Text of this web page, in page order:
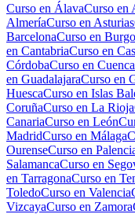
Curso en ÁlavaCurso en
AlmeríaCurso en Asturias
BarcelonaCurso en
en CantabriaCurso en
CórdobaCurso en Cuenca
en GuadalajaraCurso en
HuescaCurso en Islas
CoruñaCurso en La Rioja
CanariaCurso en León
MadridCurso en Málaga
OurenseCurso en
SalamancaCurso en
en TarragonaCurso en
ToledoCurso en Valencia
VizcayaCurso en Zamora